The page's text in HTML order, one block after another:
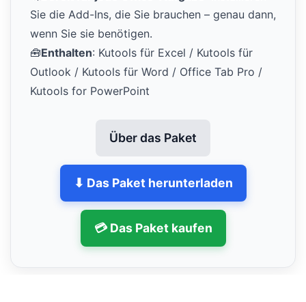
Sie die Add-Ins, die Sie brauchen – genau dann,
wenn Sie sie benötigen.
🧰Enthalten: Kutools für Excel / Kutools für
Outlook / Kutools für Word / Office Tab Pro /
Kutools for PowerPoint
Über das Paket
⬇ Das Paket herunterladen
💳 Das Paket kaufen